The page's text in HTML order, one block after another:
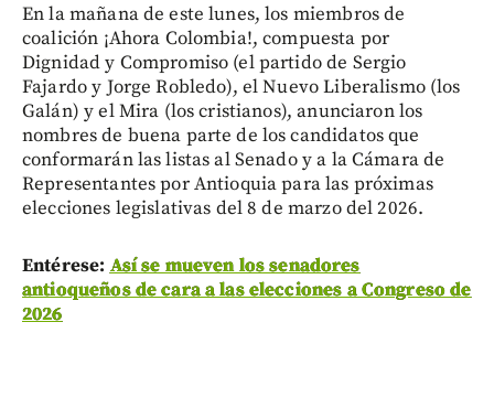
En la mañana de este lunes, los miembros de
coalición ¡Ahora Colombia!, compuesta por
Dignidad y Compromiso (el partido de Sergio
Fajardo y Jorge Robledo), el Nuevo Liberalismo (los
Galán) y el Mira (los cristianos), anunciaron los
nombres de buena parte de los candidatos que
conformarán las listas al Senado y a la Cámara de
Representantes por Antioquia para las próximas
elecciones legislativas del 8 de marzo del 2026.
Entérese: Así se mueven los senadores
antioqueños de cara a las elecciones a Congreso de
2026